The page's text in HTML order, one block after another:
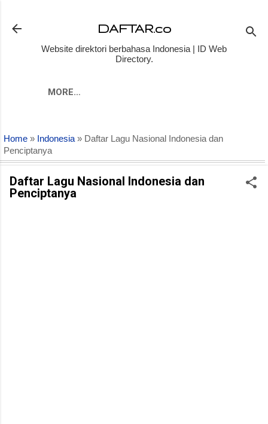
DAFTAR.co
Website direktori berbahasa Indonesia | ID Web
Directory.
MORE…
Home » Indonesia » Daftar Lagu Nasional Indonesia dan
Penciptanya
Daftar Lagu Nasional Indonesia dan
Penciptanya